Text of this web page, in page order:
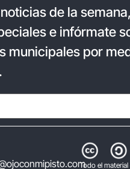
de la
e infórmate
municipales por
Todo el